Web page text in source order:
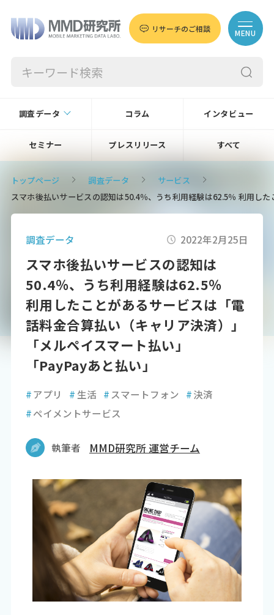
リサーチのご相談 MENU
調査データ コラム インタビュー
セミナー プレスリリース すべて
トップページ 調査データ
サービス
スマホ後払いサービスの認知は50.4％、うち利用経験は62.5％ 利用し
調査データ 2022年2月25日
スマホ後払いサービスの認知は
50.4％、うち利用経験は62.5％
利用したことがあるサービスは「電
話料金合算払い（キャリア決済）」
「メルペイスマート払い」
「PayPayあと払い」
#アプリ # 生活 # スマートフォン #決済
#ペイメントサービス
執筆者 MMD研究所 運営チーム